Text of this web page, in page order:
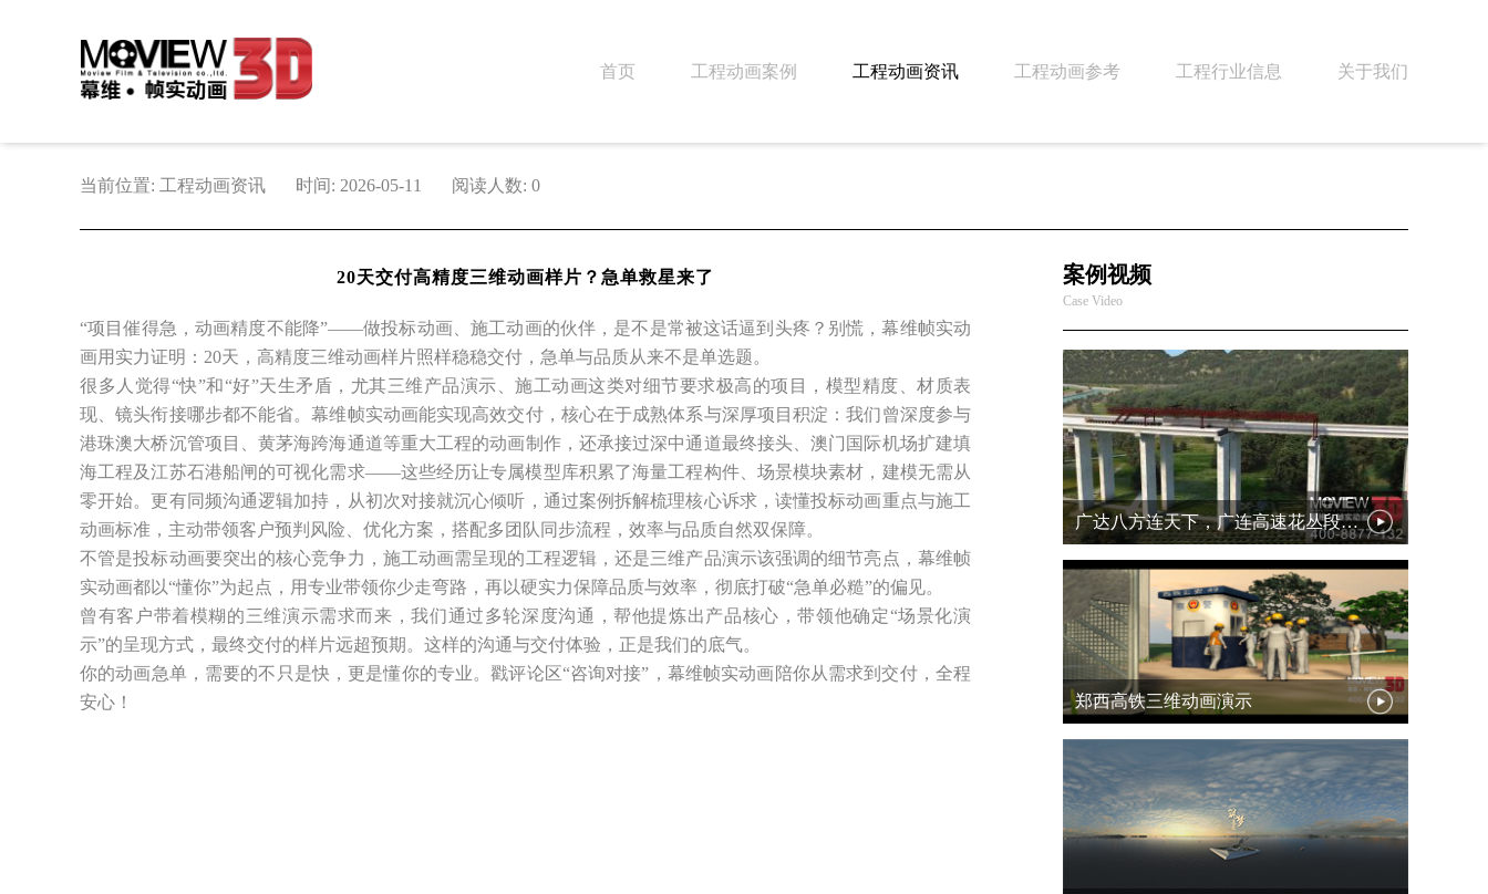
首页 工程动画案例 工程动画资讯 工程动画参考 工程行业信息 关于我们
当前位置: 工程动画资讯 时间: 2026-05-11 阅读人数: 0
20天交付高精度三维动画样片？急单救星来了
“项目催得急，动画精度不能降”——做投标动画、施工动画的伙伴，是不是常被这话逼到头疼？别慌，幕维帧实动
画用实力证明：20天，高精度三维动画样片照样稳稳交付，急单与品质从来不是单选题。
很多人觉得“快”和“好”天生矛盾，尤其三维产品演示、施工动画这类对细节要求极高的项目，模型精度、材质表
现、镜头衔接哪步都不能省。幕维帧实动画能实现高效交付，核心在于成熟体系与深厚项目积淀：我们曾深度参与
港珠澳大桥沉管项目、黄茅海跨海通道等重大工程的动画制作，还承接过深中通道最终接头、澳门国际机场扩建填
海工程及江苏石港船闸的可视化需求——这些经历让专属模型库积累了海量工程构件、场景模块素材，建模无需从
零开始。更有同频沟通逻辑加持，从初次对接就沉心倾听，通过案例拆解梳理核心诉求，读懂投标动画重点与施工
动画标准，主动带领客户预判风险、优化方案，搭配多团队同步流程，效率与品质自然双保障。
不管是投标动画要突出的核心竞争力，施工动画需呈现的工程逻辑，还是三维产品演示该强调的细节亮点，幕维帧
实动画都以“懂你”为起点，用专业带领你少走弯路，再以硬实力保障品质与效率，彻底打破“急单必糙”的偏见。
曾有客户带着模糊的三维演示需求而来，我们通过多轮深度沟通，帮他提炼出产品核心，带领他确定“场景化演
示”的呈现方式，最终交付的样片远超预期。这样的沟通与交付体验，正是我们的底气。
你的动画急单，需要的不只是快，更是懂你的专业。戳评论区“咨询对接”，幕维帧实动画陪你从需求到交付，全程
安心！
案例视频
Case Video
广达八方连天下，广连高速花丛段道路三维动画
郑西高铁三维动画演示